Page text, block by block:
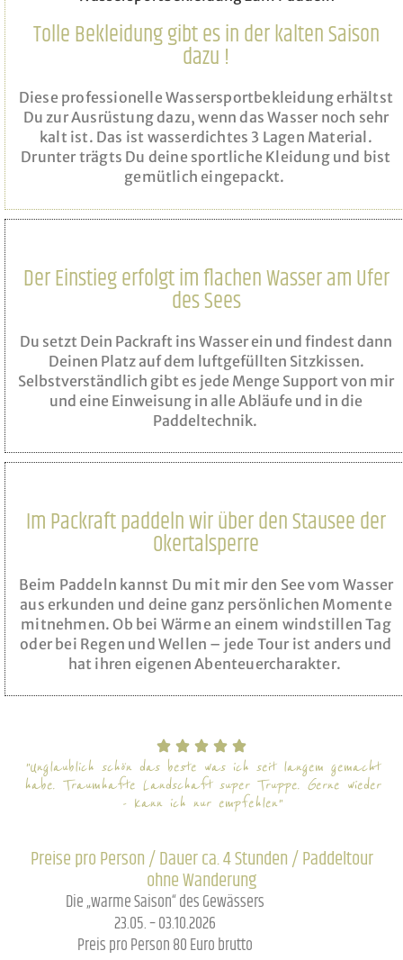
Tolle Bekleidung gibt es in der kalten Saison
dazu !
Diese professionelle Wassersportbekleidung erhältst
Du zur Ausrüstung dazu, wenn das Wasser noch sehr
kalt ist. Das ist wasserdichtes 3 Lagen Material.
Drunter trägts Du deine sportliche Kleidung und bist
gemütlich eingepackt.
Der Einstieg erfolgt im flachen Wasser am Ufer
des Sees
Du setzt Dein Packraft ins Wasser ein und findest dann
Deinen Platz auf dem luftgefüllten Sitzkissen.
Selbstverständlich gibt es jede Menge Support von mir
und eine Einweisung in alle Abläufe und in die
Paddeltechnik.
Im Packraft paddeln wir über den Stausee der
Okertalsperre
Beim Paddeln kannst Du mit mir den See vom Wasser
aus erkunden und deine ganz persönlichen Momente
mitnehmen. Ob bei Wärme an einem windstillen Tag
oder bei Regen und Wellen – jede Tour ist anders und
hat ihren eigenen Abenteuercharakter.
"Unglaublich schön das beste was ich seit langem gemacht
habe. Traumhafte Landschaft super Truppe. Gerne wieder
- kann ich nur empfehlen"
Preise pro Person / Dauer ca. 4 Stunden / Paddeltour
ohne Wanderung
Die „warme Saison“ des Gewässers
23.05. – 03.10.2026
Preis pro Person 80 Euro brutto